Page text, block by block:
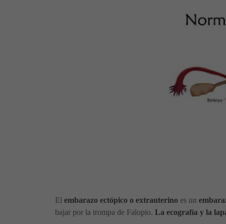
El embarazo ectópico o extrauterino es un
bajar por la trompa de Falopio. La ecografía y la